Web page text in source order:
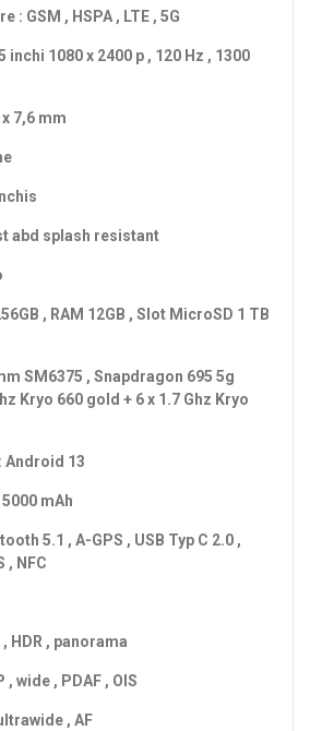
: GSM , HSPA , LTE , 5G
inchi 1080 x 2400 p , 120 Hz , 1300
7,6 mm
abd splash resistant
, RAM 12GB , Slot MicroSD 1 TB
SM6375 , Snapdragon 695 5g
Kryo 660 gold + 6 x 1.7 Ghz Kryo
Android 13
mAh
5.1 , A-GPS , USB Typ C 2.0 ,
, NFC
HDR , panorama
, wide , PDAF , OIS
, AF